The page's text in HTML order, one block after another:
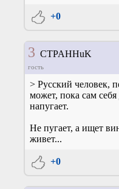
+0
3 CTPAHHuK
гость
> Русский человек,
может, пока сам
напугает.
Не пугает, а ищет
живет...
+0